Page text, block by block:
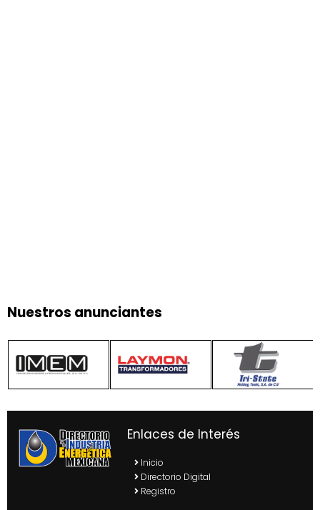
Nuestros anunciantes
Enlaces de Interés
Inicio
Directorio Digital
Registro